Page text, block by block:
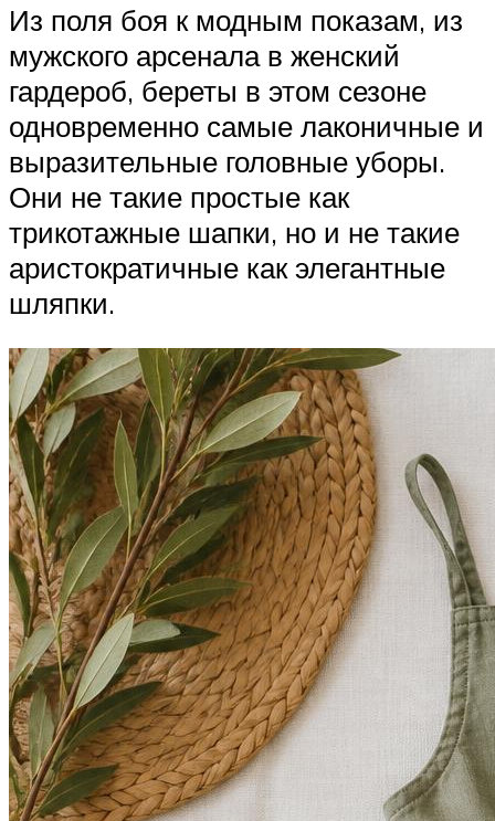
Из поля боя к модным показам, из
мужского арсенала в женский
гардероб, береты в этом сезоне
одновременно самые лаконичные и
выразительные головные уборы.
Они не такие простые как
трикотажные шапки, но и не такие
аристократичные как элегантные
шляпки.